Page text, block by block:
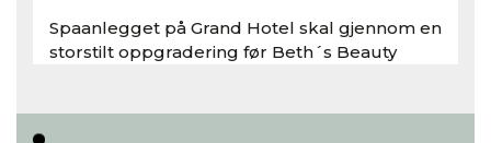
Spaanlegget på Grand Hotel skal gjennom en
storstilt oppgradering før Beth´s Beauty
Les hele artikkelen